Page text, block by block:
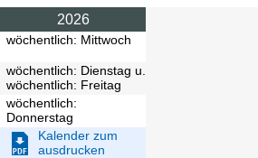
2026
wöchentlich: Mittwoch
wöchentlich: Dienstag u.
wöchentlich: Freitag
wöchentlich:
Donnerstag
Kalender zum
ausdrucken